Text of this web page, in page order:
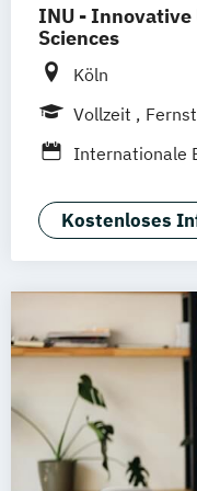
Marketing
Online-
Public
Werbe- und
INU -
Sciences
Köln
Vollzeit
Internationale
Social Media
Kostenloses